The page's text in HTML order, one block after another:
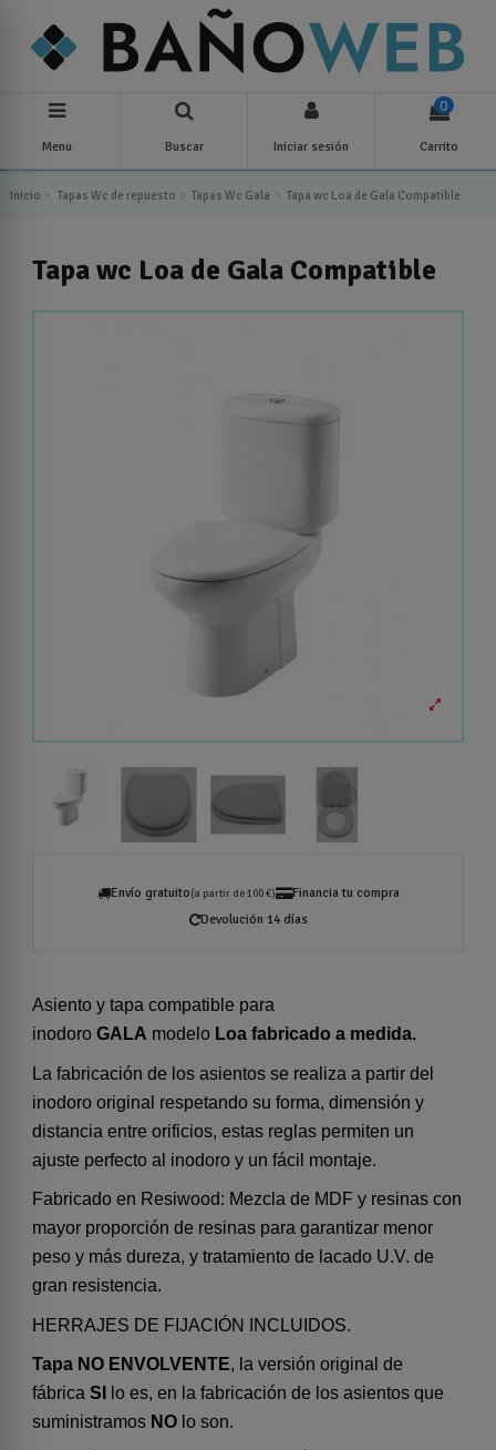
Menu Buscar Iniciar sesión
0
Carrito
Inicio Tapas Wc de repuesto Tapas Wc Gala Tapa wc Loa de Gala Compatible
Tapa wc Loa de Gala Compatible
Envío gratuito(a partir de 100 €)
Financia tu compra
Devolución 14 días
Asiento y tapa compatible para
inodoro GALA modelo Loa fabricado a medida.
La fabricación de los asientos se realiza a partir del
inodoro original respetando su forma, dimensión y
distancia entre orificios, estas reglas permiten un
ajuste perfecto al inodoro y un fácil montaje.
Fabricado en Resiwood: Mezcla de MDF y resinas con
mayor proporción de resinas para garantizar menor
peso y más dureza, y tratamiento de lacado U.V. de
gran resistencia.
HERRAJES DE FIJACIÓN INCLUIDOS.
Tapa NO ENVOLVENTE, la versión original de
fábrica SI
lo es, en la fabricación de los asientos que
suministramos NO lo son.